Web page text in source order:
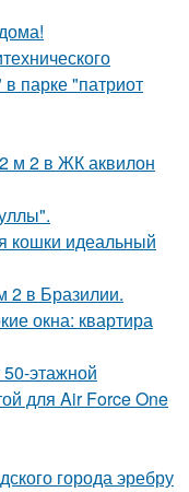
парке "патриот
м 2 в ЖК аквилон
кошки идеальный
2 в Бразилии.
окна: квартира
этажной
для Air Force One
города эребру